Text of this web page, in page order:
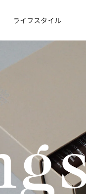
ライフスタイル